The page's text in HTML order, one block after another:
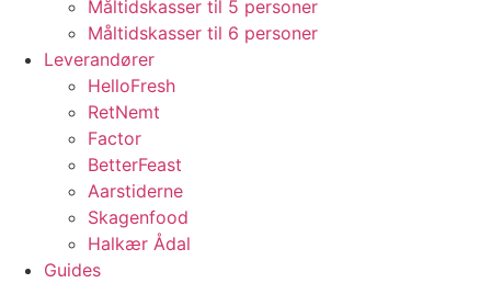
Måltidskasser til 5 personer
Måltidskasser til 6 personer
Leverandører
HelloFresh
RetNemt
Factor
BetterFeast
Aarstiderne
Skagenfood
Halkær Ådal
Guides